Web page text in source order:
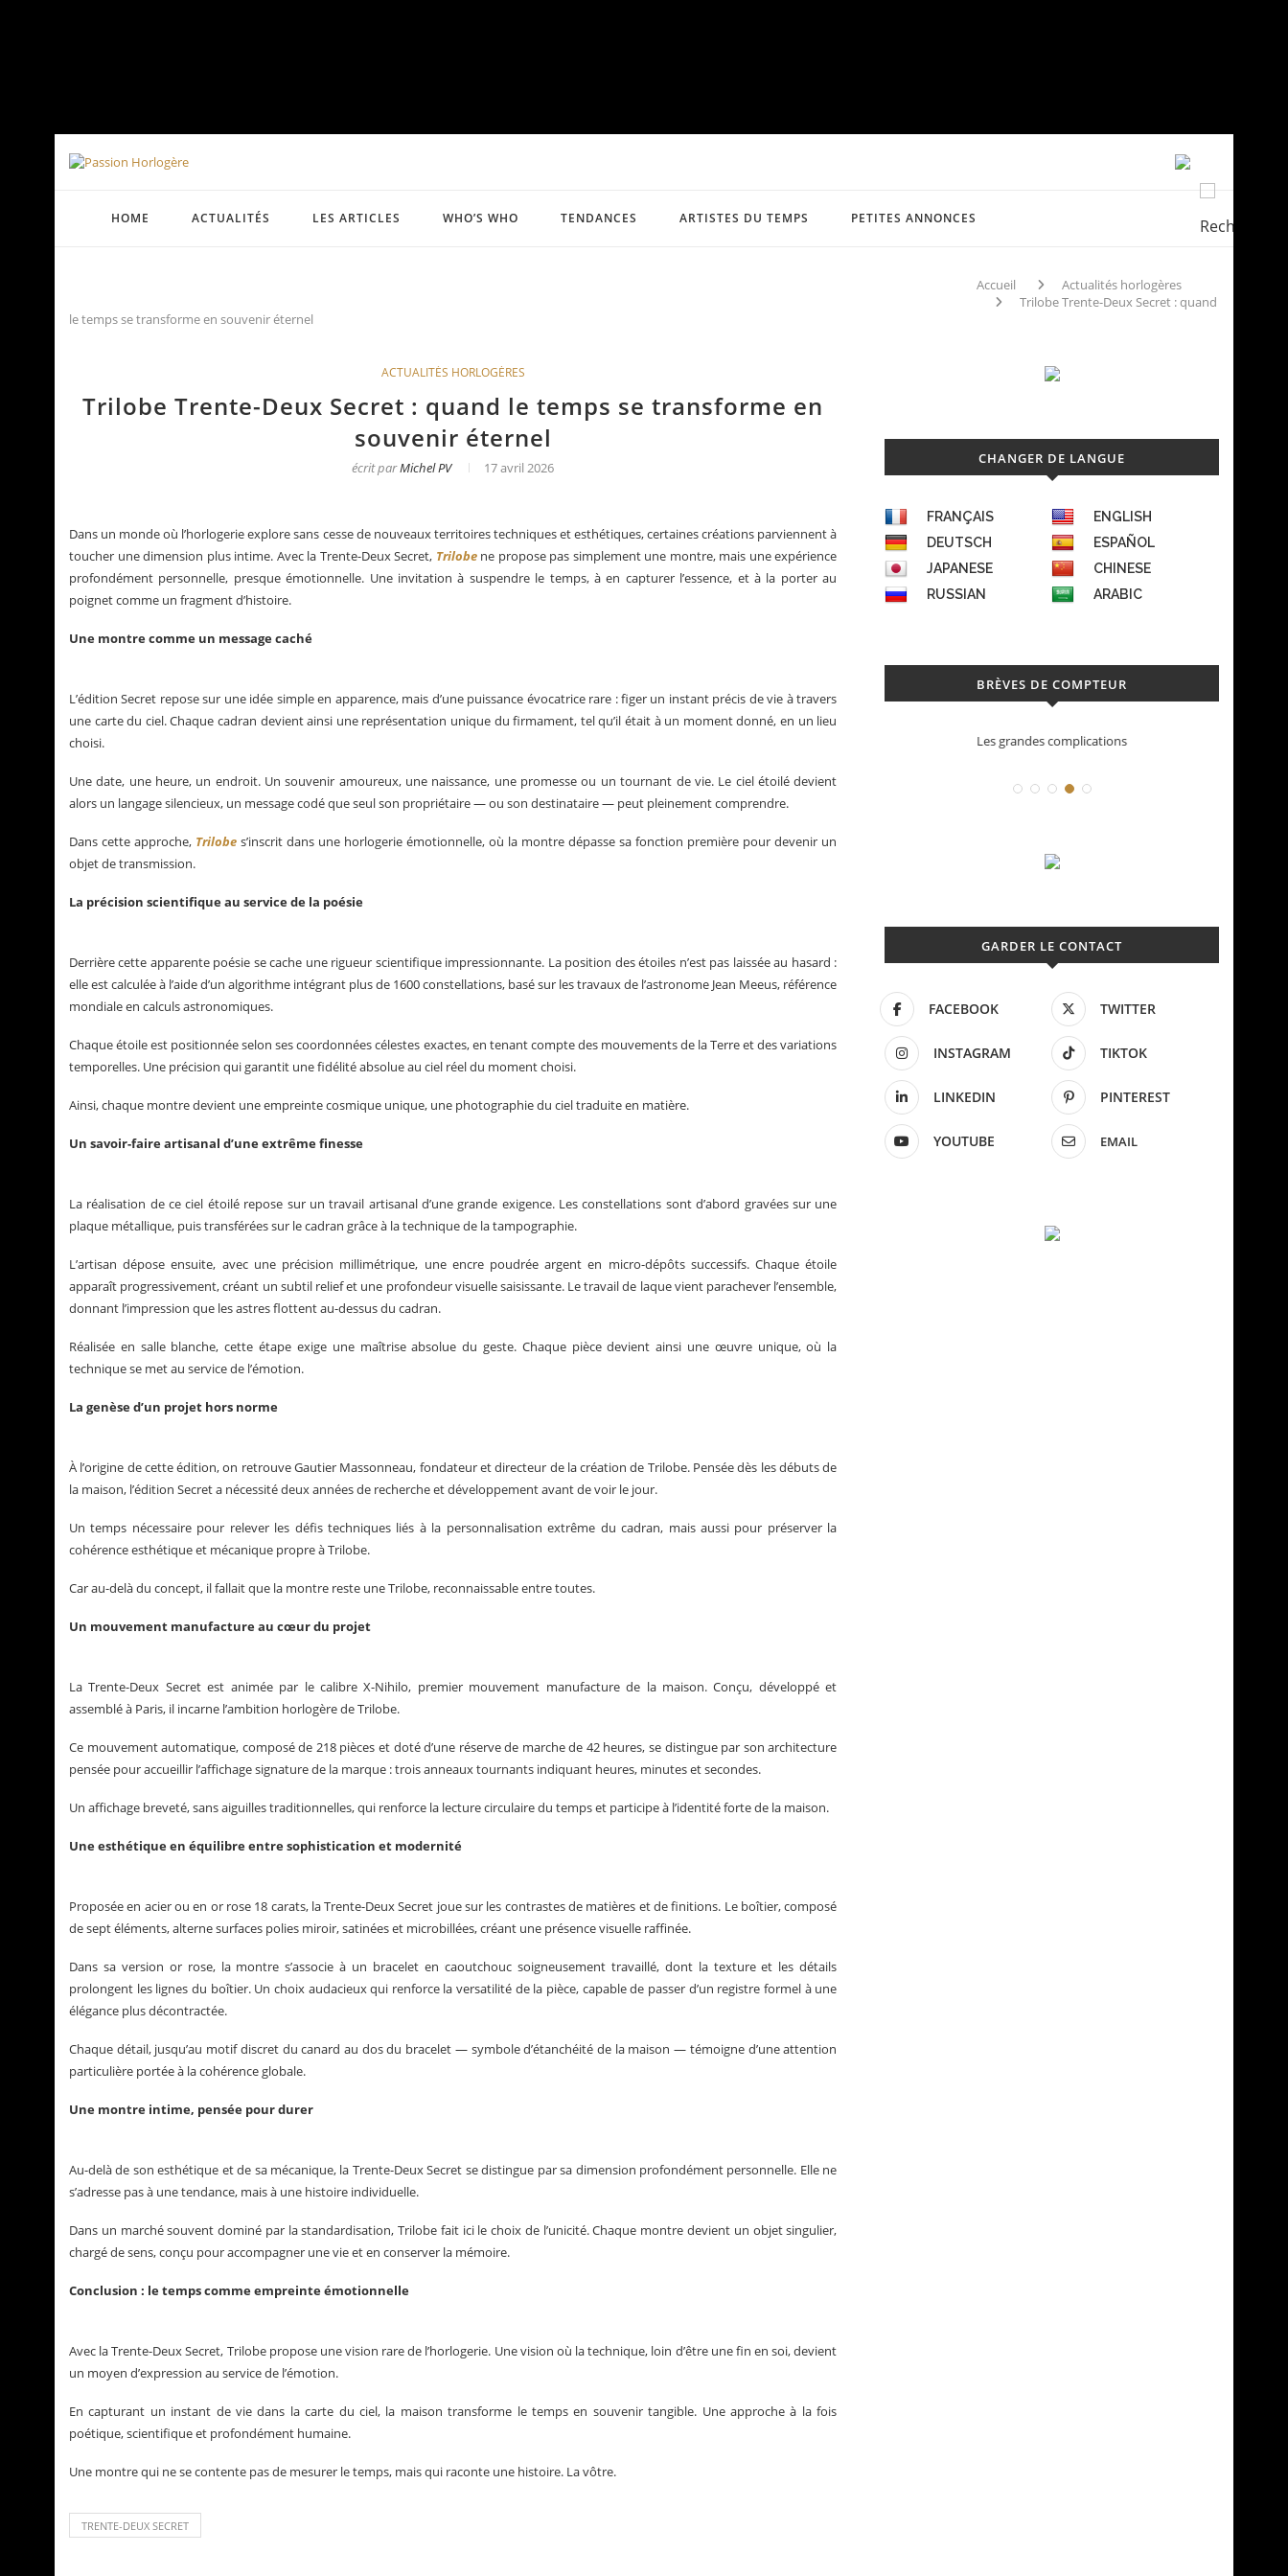
HOME ACTUALITÉS LES ARTICLES WHO’S WHO TENDANCES ARTISTES DU TEMPS PETITES ANNONCES
Accueil
Actualités horlogères
Trilobe Trente-Deux Secret : quand
le temps se transforme en souvenir éternel
ACTUALITÉS HORLOGÈRES
Trilobe Trente-Deux Secret : quand le temps se transforme en
souvenir éternel
écrit parMichel PV 17 avril 2026
Dans un monde où l’horlogerie explore sans cesse de nouveaux territoires techniques et esthétiques, certaines créations parviennent à
toucher une dimension plus intime. Avec la Trente-Deux Secret, Trilobene propose pas simplement une montre, mais une expérience
profondément personnelle, presque émotionnelle. Une invitation à suspendre le temps, à en capturer l’essence, et à la porter au
poignet comme un fragment d’histoire.
Une montre comme un message caché
L’édition Secret repose sur une idée simple en apparence, mais d’une puissance évocatrice rare : figer un instant précis de vie à travers
une carte du ciel. Chaque cadran devient ainsi une représentation unique du firmament, tel qu’il était à un moment donné, en un lieu
choisi.
Une date, une heure, un endroit. Un souvenir amoureux, une naissance, une promesse ou un tournant de vie. Le ciel étoilé devient
alors un langage silencieux, un message codé que seul son propriétaire — ou son destinataire — peut pleinement comprendre.
Dans cette approche, Trilobe s’inscrit dans une horlogerie émotionnelle, où la montre dépasse sa fonction première pour devenir un
objet de transmission.
La précision scientifique au service de la poésie
Derrière cette apparente poésie se cache une rigueur scientifique impressionnante. La position des étoiles n’est pas laissée au hasard :
elle est calculée à l’aide d’un algorithme intégrant plus de 1600 constellations, basé sur les travaux de l’astronome Jean Meeus, référence
mondiale en calculs astronomiques.
Chaque étoile est positionnée selon ses coordonnées célestes exactes, en tenant compte des mouvements de la Terre et des variations
temporelles. Une précision qui garantit une fidélité absolue au ciel réel du moment choisi.
Ainsi, chaque montre devient une empreinte cosmique unique, une photographie du ciel traduite en matière.
Un savoir-faire artisanal d’une extrême finesse
La réalisation de ce ciel étoilé repose sur un travail artisanal d’une grande exigence. Les constellations sont d’abord gravées sur une
plaque métallique, puis transférées sur le cadran grâce à la technique de la tampographie.
L’artisan dépose ensuite, avec une précision millimétrique, une encre poudrée argent en micro-dépôts successifs. Chaque étoile
apparaît progressivement, créant un subtil relief et une profondeur visuelle saisissante. Le travail de laque vient parachever l’ensemble,
donnant l’impression que les astres flottent au-dessus du cadran.
Réalisée en salle blanche, cette étape exige une maîtrise absolue du geste. Chaque pièce devient ainsi une œuvre unique, où la
technique se met au service de l’émotion.
La genèse d’un projet hors norme
À l’origine de cette édition, on retrouve Gautier Massonneau, fondateur et directeur de la création de Trilobe. Pensée dès les débuts de
la maison, l’édition Secret a nécessité deux années de recherche et développement avant de voir le jour.
Un temps nécessaire pour relever les défis techniques liés à la personnalisation extrême du cadran, mais aussi pour préserver la
cohérence esthétique et mécanique propre à Trilobe.
Car au-delà du concept, il fallait que la montre reste une Trilobe, reconnaissable entre toutes.
Un mouvement manufacture au cœur du projet
La Trente-Deux Secret est animée par le calibre X-Nihilo, premier mouvement manufacture de la maison. Conçu, développé et
assemblé à Paris, il incarne l’ambition horlogère de Trilobe.
Ce mouvement automatique, composé de 218 pièces et doté d’une réserve de marche de 42 heures, se distingue par son architecture
pensée pour accueillir l’affichage signature de la marque : trois anneaux tournants indiquant heures, minutes et secondes.
Un affichage breveté, sans aiguilles traditionnelles, qui renforce la lecture circulaire du temps et participe à l’identité forte de la maison.
Une esthétique en équilibre entre sophistication et modernité
Proposée en acier ou en or rose 18 carats, la Trente-Deux Secret joue sur les contrastes de matières et de finitions. Le boîtier, composé
de sept éléments, alterne surfaces polies miroir, satinées et microbillées, créant une présence visuelle raffinée.
Dans sa version or rose, la montre s’associe à un bracelet en caoutchouc soigneusement travaillé, dont la texture et les détails
prolongent les lignes du boîtier. Un choix audacieux qui renforce la versatilité de la pièce, capable de passer d’un registre formel à une
élégance plus décontractée.
Chaque détail, jusqu’au motif discret du canard au dos du bracelet — symbole d’étanchéité de la maison — témoigne d’une attention
particulière portée à la cohérence globale.
Une montre intime, pensée pour durer
Au-delà de son esthétique et de sa mécanique, la Trente-Deux Secret se distingue par sa dimension profondément personnelle. Elle ne
s’adresse pas à une tendance, mais à une histoire individuelle.
Dans un marché souvent dominé par la standardisation, Trilobe fait ici le choix de l’unicité. Chaque montre devient un objet singulier,
chargé de sens, conçu pour accompagner une vie et en conserver la mémoire.
Conclusion : le temps comme empreinte émotionnelle
Avec la Trente-Deux Secret, Trilobe propose une vision rare de l’horlogerie. Une vision où la technique, loin d’être une fin en soi, devient
un moyen d’expression au service de l’émotion.
En capturant un instant de vie dans la carte du ciel, la maison transforme le temps en souvenir tangible. Une approche à la fois
poétique, scientifique et profondément humaine.
Une montre qui ne se contente pas de mesurer le temps, mais qui raconte une histoire. La vôtre.
TRENTE-DEUX SECRET
CHANGER DE LANGUE
FRANÇAIS
ENGLISH
DEUTSCH
ESPAÑOL
JAPANESE
CHINESE
RUSSIAN
ARABIC
BRÈVES DE COMPTEUR
Santos de Cartier Déconstruction Parmigiani Fleurier
GARDER LE CONTACT
FACEBOOK TWITTER
INSTAGRAM TIKTOK
LINKEDIN PINTEREST
YOUTUBE EMAIL